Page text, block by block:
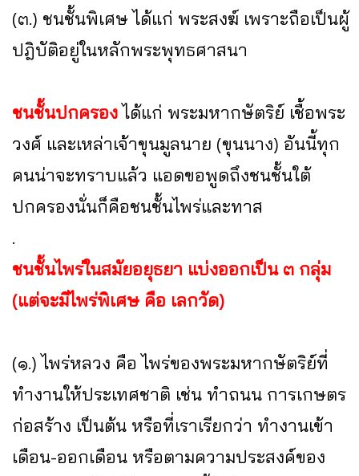
(๓.) ชนชั้นพิเศษ ได้แก่ พระสงฆ์ เพราะถือเป็นผู้
ปฎิบัติอยู่ในหลักพระพุทธศาสนา
ชนชั้นปกครองได้แก่ พระมหากษัตริย์ เชื้อพระ
วงศ์ และเหล่าเจ้าขุนมูลนาย (ขุนนาง) อันนี้ทุก
คนน่าจะทราบแล้ว แอดขอพูดถึงชนชั้นใต้
ปกครองนั่นก็คือชนชั้นไพร่และทาส
.
ชนชั้นไพร่ในสมัยอยุธยา แบ่งออกเป็น ๓ กลุ่ม
(แต่จะมีไพร่พิเศษ คือ เลกวัด)
(๑.) ไพร่หลวง คือ ไพร่ของพระมหากษัตริย์ที่
ทำงานให้ประเทศชาติ เช่น ทำถนน การเกษตร
ก่อสร้าง เป็นต้น หรือที่เราเรียกว่า ทำงานเข้า
เดือน-ออกเดือน หรือตามความประสงค์ของ